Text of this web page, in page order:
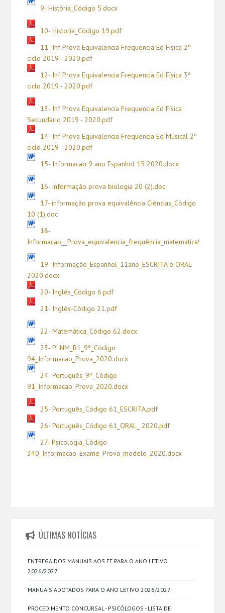
9- História_Código 5.docx
10- Historia_Código 19.pdf
11- Inf Prova Equivalencia Frequencia Ed Física 2º
ciclo 2019 - 2020.pdf
12- Inf Prova Equivalencia Frequencia Ed Física 3º
ciclo 2019 - 2020.pdf
13- Inf Prova Equivalencia Frequencia Ed Física
Secundário 2019 - 2020.pdf
14- Inf Prova Equivalencia Frequencia Ed Músical 2º
ciclo 2019 - 2020.pdf
15- Informacao 9 ano Espanhol 15 2020.docx
16- informação prova biologia 20 (2).doc
17- informação prova equivalência Ciências_Código
10 (1).doc
18-
19- Informação_Espanhol_11ano_ESCRITA e ORAL
2020.docx
20- Inglês_Código 6.pdf
21- Inglês-Código 21.pdf
22- Matemática_Código 62.docx
23- PLNM_B1_9º_Código
94_Informacao_Prova_2020.docx
24- Português_9º_Código
91_Informacao_Prova_2020.docx
25- Português_Código 61_ESCRITA.pdf
26- Português_Código 61_ORAL_ 2020.pdf
27- Psicologia_Código
340_Informacao_Exame_Prova_modelo_2020.docx
ÚLTIMAS NOTÍCIAS
ENTREGA DOS MANUAIS AOS EE PARA O ANO LETIVO
2026/2027
MANUAIS ADOTADOS PARA O ANO LETIVO 2026/2027
PROCEDIMENTO CONCURSAL - PSICÓLOGOS - LISTA DE